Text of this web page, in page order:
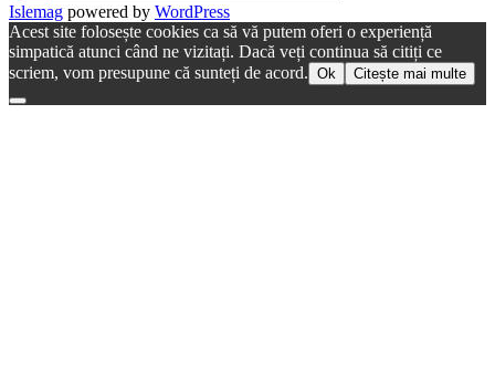
Islemag powered by WordPress
Acest site folosește cookies ca să vă putem oferi o experiență
simpatică atunci când ne vizitați. Dacă veți continua să citiți ce
scriem, vom presupune că sunteți de acord. Ok Citește mai multe